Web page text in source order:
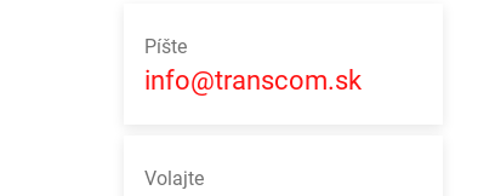
Píšte
info@transcom.sk
Volajte